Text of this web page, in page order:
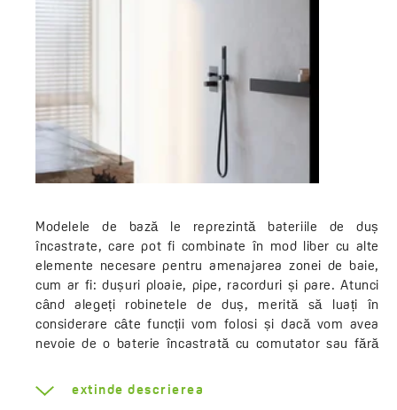
Modelele de bază le reprezintă bateriile de duș
încastrate, care pot fi combinate în mod liber cu alte
elemente necesare pentru amenajarea zonei de baie,
cum ar fi: dușuri ploaie, pipe, racorduri și pare. Atunci
când alegeți robinetele de duș, merită să luați în
considerare câte funcții vom folosi și dacă vom avea
nevoie de o baterie încastrată cu comutator sau fără
seturi încastrate, care nu necesită alegerea individuală
extinde descrierea